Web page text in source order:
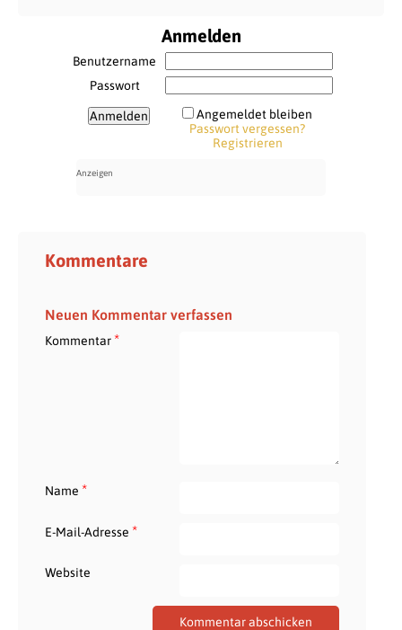
Anmelden
Benutzername
Passwort
Angemeldet bleiben
Passwort vergessen?
Registrieren
Kommentare
Neuen Kommentar verfassen
Kommentar*
Name *
E-Mail-Adresse *
Website